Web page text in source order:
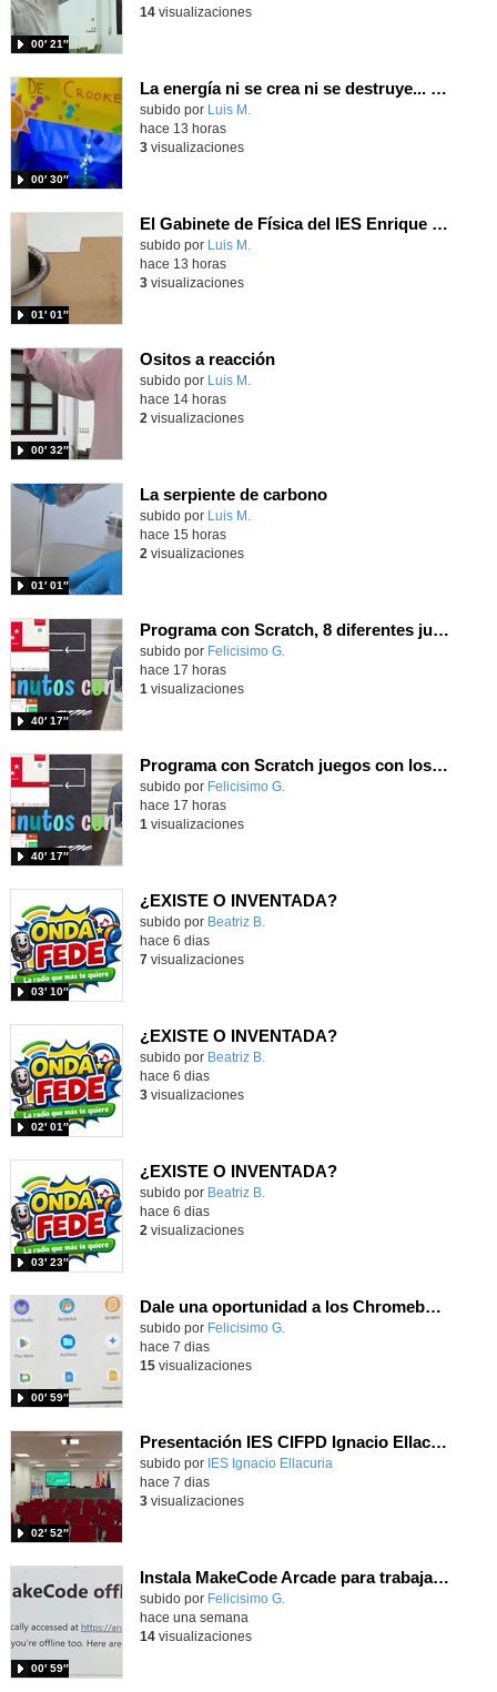
00′ 21″
14visualizaciones
La energía ni se crea ni se destruye... ¡se experimenta! El Tierno en la Feria Madrid es Ciencia 2026
Contenido educativo.
subido por Luis M.
00′ 30″
hace 13 horas
3visualizaciones
El Gabinete de Física del IES Enrique Tierno Galván de Parla (Curso 25-26)
Contenido educativo.
subido por Luis M.
01′ 01″
hace 13 horas
3visualizaciones
Ositos a reacción
Contenido educativo.
subido por Luis M.
00′ 32″
hace 14 horas
2 visualizaciones
La serpiente de carbono
Contenido educativo.
subido por Luis M.
01′ 01″
hace 15 horas
2 visualizaciones
Programa con Scratch, 8 diferentes juegos para vivir la emoción de los partidos de España en el mundial 2026
Contenido educativo.
subido por Felicisimo G.
40′ 17″
hace 17 horas
1 visualizaciones
Programa con Scratch juegos con los partidos del mundial 2026 ganados por España
Contenido educativo.
subido por Felicisimo G.
40′ 17″
hace 17 horas
1 visualizaciones
¿EXISTE O INVENTADA?
Contenido educativo.
subido por Beatriz B.
03′ 10″
hace 6 dias
7visualizaciones
¿EXISTE O INVENTADA?
Contenido educativo.
subido por Beatriz B.
02′ 01″
hace 6 dias
3visualizaciones
¿EXISTE O INVENTADA?
Contenido educativo.
subido por Beatriz B.
03′ 23″
hace 6 dias
2 visualizaciones
Dale una oportunidad a los Chromebooks y utiliza un proyector para realizar talleres si no tienes pantallas táctiles
Contenido educativo.
subido por Felicisimo G.
00′ 59″
hace 7 dias
15visualizaciones
Presentación IES CIFPD Ignacio Ellacuría
Contenido educativo.
subido por IES Ignacio Ellacuria
02′ 52″
hace 7 dias
3visualizaciones
Instala MakeCode Arcade para trabajar offline en tu tablet, ordenador, Chromebook
Contenido educativo.
subido por Felicisimo G.
00′ 59″
hace una semana
14visualizaciones